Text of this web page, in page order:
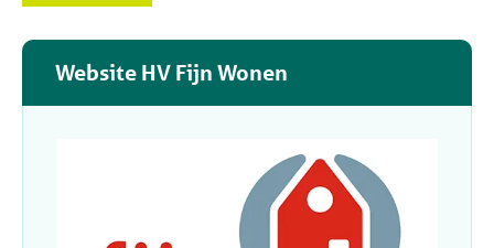
Website HV Fijn Wonen